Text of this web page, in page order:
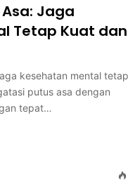
Jaga
Tetap Kuat dan
kesehatan mental tetap
putus asa dengan
tepat…